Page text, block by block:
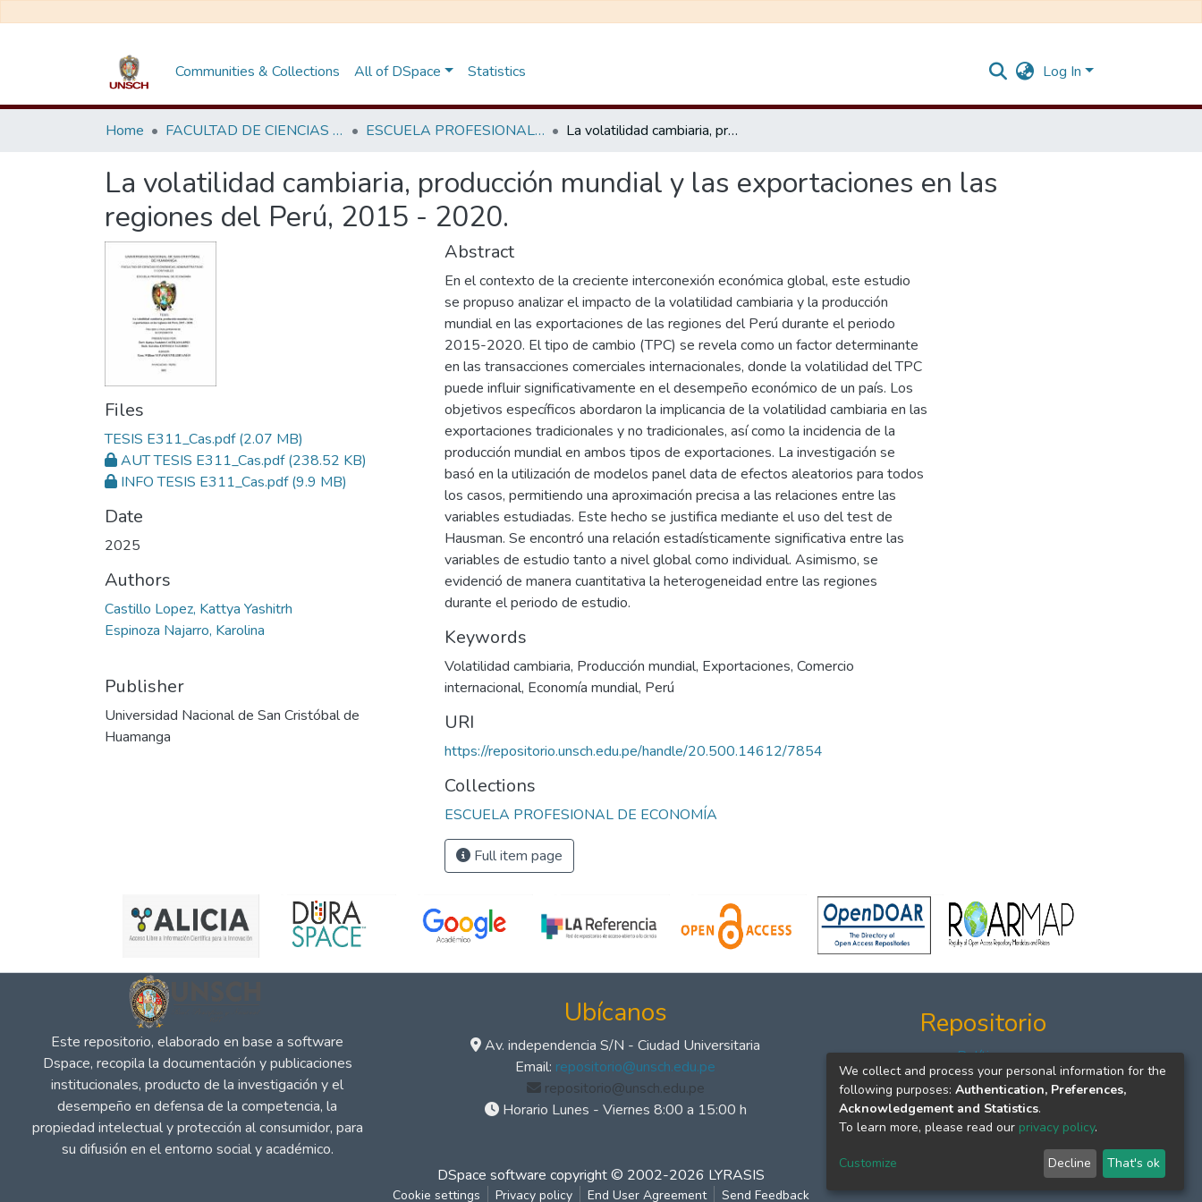
Communities & Collections All of DSpace Statistics Log In
Home FACULTAD DE CIENCIAS ECONÓMICAS, ADMINISTRATIVAS Y CONTABLES ESCUELA PROFESIONAL DE ECONOMÍA La volatilidad cambiaria, producción mundial y las exportaciones en las regiones del Perú, 2015 - 2020.
La volatilidad cambiaria, producción mundial y las exportaciones en las
regiones del Perú, 2015 - 2020.
Files
TESIS E311_Cas.pdf(2.07 MB)
AUT TESIS E311_Cas.pdf(238.52 KB)
INFO TESIS E311_Cas.pdf(9.9 MB)
Date
2025
Authors
Castillo Lopez, Kattya Yashitrh
Espinoza Najarro, Karolina
Publisher
Universidad Nacional de San Cristóbal de
Huamanga
Abstract
En el contexto de la creciente interconexión económica global, este estudio
se propuso analizar el impacto de la volatilidad cambiaria y la producción
mundial en las exportaciones de las regiones del Perú durante el periodo
2015-2020. El tipo de cambio (TPC) se revela como un factor determinante
en las transacciones comerciales internacionales, donde la volatilidad del TPC
puede influir significativamente en el desempeño económico de un país. Los
objetivos específicos abordaron la implicancia de la volatilidad cambiaria en las
exportaciones tradicionales y no tradicionales, así como la incidencia de la
producción mundial en ambos tipos de exportaciones. La investigación se
basó en la utilización de modelos panel data de efectos aleatorios para todos
los casos, permitiendo una aproximación precisa a las relaciones entre las
variables estudiadas. Este hecho se justifica mediante el uso del test de
Hausman. Se encontró una relación estadísticamente significativa entre las
variables de estudio tanto a nivel global como individual. Asimismo, se
evidenció de manera cuantitativa la heterogeneidad entre las regiones
durante el periodo de estudio.
Keywords
Volatilidad cambiaria, Producción mundial, Exportaciones, Comercio
internacional, Economía mundial, Perú
URI
https://repositorio.unsch.edu.pe/handle/20.500.14612/7854
Collections
ESCUELA PROFESIONAL DE ECONOMÍA
Full item page
Este repositorio, elaborado en base a software
Dspace, recopila la documentación y publicaciones
institucionales, producto de la investigación y el
desempeño en defensa de la competencia, la
propiedad intelectual y protección al consumidor, para
su difusión en el entorno social y académico.
Ubícanos
Av. independencia S/N - Ciudad Universitaria
Email: repositorio@unsch.edu.pe
repositorio@unsch.edu.pe
Horario Lunes - Viernes 8:00 a 15:00 h
Repositorio
Políticas
Formatos
Manuales
DSpace software copyright © 2002-2026 LYRASIS
Cookie settings Privacy policy End User Agreement Send Feedback
We collect and process your personal information for the
following purposes: Authentication, Preferences,
Acknowledgement and Statistics.
To learn more, please read our privacy policy.
Customize Decline That's ok